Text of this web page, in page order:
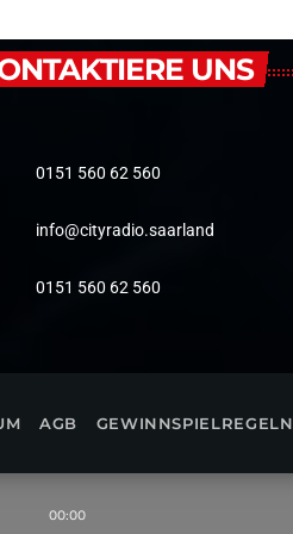
00:00
UNS
0151 560 62 560
info@cityradio.saarland
0151 560 62 560
AGB GEWINNSPIELREGELN